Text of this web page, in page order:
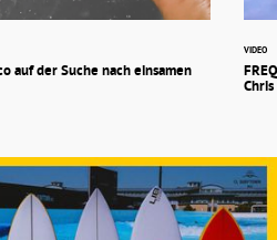
auf der Suche nach einsamen
VIDEO